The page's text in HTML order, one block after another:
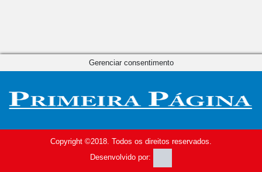
Copyright ©2018. Todos os direitos reservados.
Desenvolvido por:
Gerenciar consentimento